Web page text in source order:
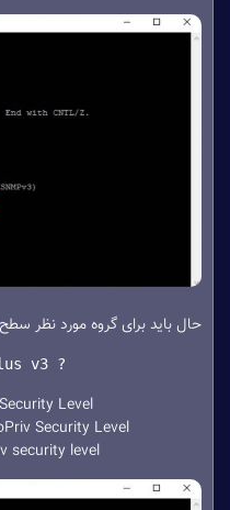
حال باید برای گروه مورد نظر سطح
v3 ?
Level
Security Level
security level